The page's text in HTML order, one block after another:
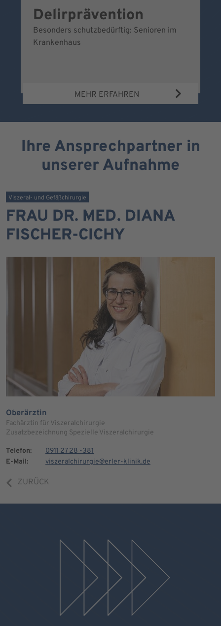
Delirprävention
Besonders schutzbedürftig: Senioren im
Krankenhaus
MEHR ERFAHREN
Ihre Ansprechpartner in
unserer Aufnahme
Viszeral- und Gefäßchirurgie
FRAU DR. MED. DIANA
FISCHER-CICHY
Oberärztin
Fachärztin für Viszeralchirurgie
Zusatzbezeichnung Spezielle Viszeralchirurgie
Telefon:
0911 27 28 -381
E-Mail:
viszeralchirurgie@erler-klinik.de
ZURÜCK